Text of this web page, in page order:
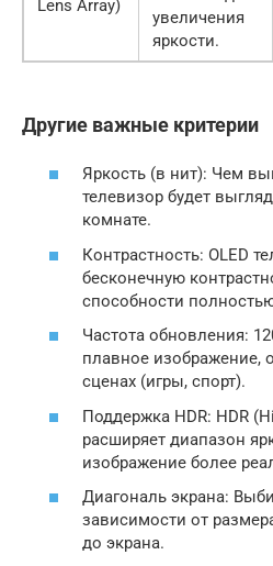
Lens Array)
увеличения
яркости.
Другие важные критерии
Яркость (в нит): Чем
телевизор будет
комнате.
Контрастность: OLED
бесконечную
способности
Частота обновления:
плавное изображение,
сценах (игры, спорт).
Поддержка HDR: HDR
расширяет диапазон
изображение более
Диагональ экрана:
зависимости от
до экрана.